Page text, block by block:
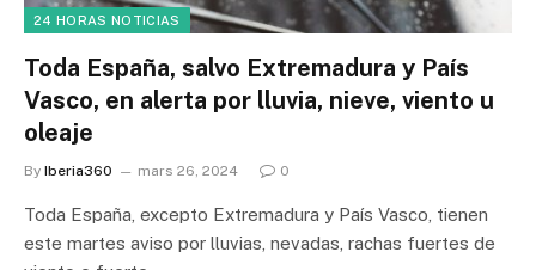
24 HORAS NOTICIAS
Toda España, salvo Extremadura y País
Vasco, en alerta por lluvia, nieve, viento u
oleaje
By Iberia360 mars 26, 2024 0
Toda España, excepto Extremadura y País Vasco, tienen
este martes aviso por lluvias, nevadas, rachas fuertes de